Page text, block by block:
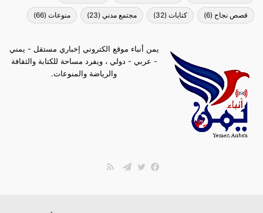
قصص نجاح (6) كتابات (32) مجتمع مدني (23) منوعات (66)
يمن أنباء موقع الكتروني إخباري مستقل - يمني
- عربي - دولي ، ويفرد مساحة للكتابة والثقافة
والرياضة والمنوعات.